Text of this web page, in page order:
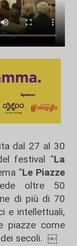
dal 27 al 30
festival “La
“Le Piazze
oltre 50
di più di 70
e intellettuali,
piazze come
dei secoli. ￼